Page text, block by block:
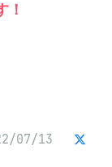
！
07/13